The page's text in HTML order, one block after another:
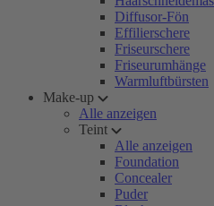
Diffusor-Fön
Effilierschere
Friseurschere
Friseurumhänge
Warmluftbürsten
Make-up
Alle anzeigen
Teint
Alle anzeigen
Foundation
Concealer
Puder